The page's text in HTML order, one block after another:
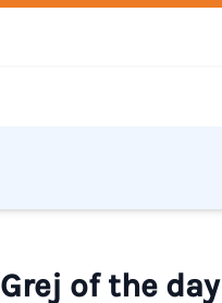
Grej of the